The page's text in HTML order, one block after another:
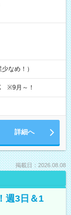
なめ！）
※9月～！
詳細へ
掲載日：2026.08.08
週3日＆1